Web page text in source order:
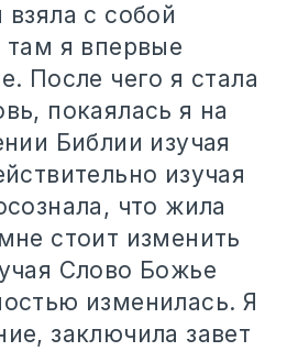
с собой
я впервые
После чего я стала
покаялась я на
Библии изучая
изучая
что жила
стоит изменить
Слово Божье
изменилась. Я
заключила завет